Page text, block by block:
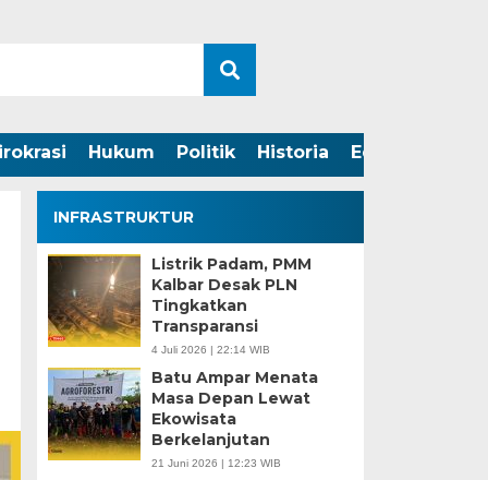
Hukum Politik Historia Edukasi
INFRASTRUKTUR
Listrik Padam, PMM
Kalbar Desak PLN
Tingkatkan
Transparansi
4 Juli 2026 | 22:14 WIB
Batu Ampar Menata
Masa Depan Lewat
Ekowisata
Berkelanjutan
21 Juni 2026 | 12:23 WIB